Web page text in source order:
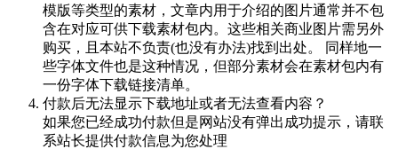
模版等类型的素材，文章内用于介绍的图片通常并不包
含在对应可供下载素材包内。这些相关商业图片需另外
购买，且本站不负责(也没有办法)找到出处。 同样地一
些字体文件也是这种情况，但部分素材会在素材包内有
一份字体下载链接清单。
付款后无法显示下载地址或者无法查看内容？
如果您已经成功付款但是网站没有弹出成功提示，请联
系站长提供付款信息为您处理